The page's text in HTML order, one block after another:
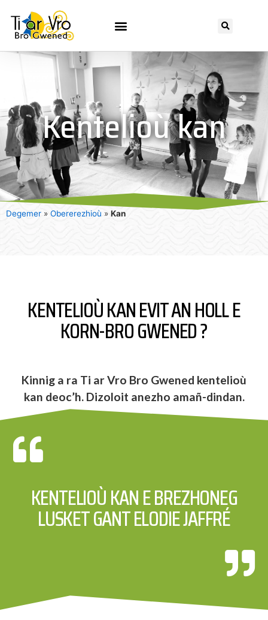
Kentelioù kan
Degemer » Obererezhioù » Kan
KENTELIOÙ KAN EVIT AN HOLL E
KORN-BRO GWENED ?
Kinnig a ra Ti ar Vro Bro Gwened kentelioù
kan deoc’h. Dizoloit anezho amañ-dindan.
KENTELIOÙ KAN E BREZHONEG
LUSKET GANT ELODIE JAFFRÉ